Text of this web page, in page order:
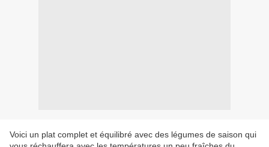
Voici un plat complet et équilibré avec des légumes de saison qui